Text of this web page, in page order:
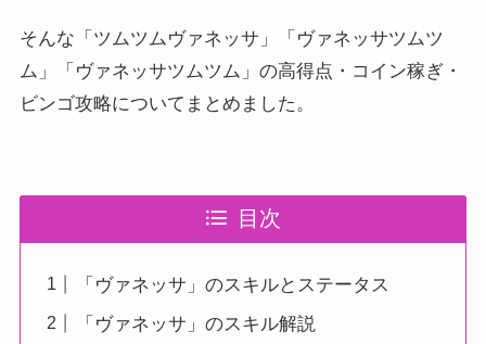
そんな「ツムツムヴァネッサ」「ヴァネッサツムツ
ム」「ヴァネッサツムツム」の高得点・コイン稼ぎ・
ビンゴ攻略についてまとめました。
目次
「ヴァネッサ」のスキルとステータス
「ヴァネッサ」のスキル解説